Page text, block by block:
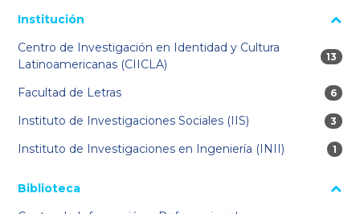
La página se volverá a cargar cuando se seleccione o excluya
Institución
Centro de Investigación en Identidad y Cultura
Latinoamericanas (CIICLA)
13
13
Facultad de Letras 6
6
Instituto de Investigaciones Sociales (IIS) 3
3
Instituto de Investigaciones en Ingeniería (INII) 1
1
Biblioteca